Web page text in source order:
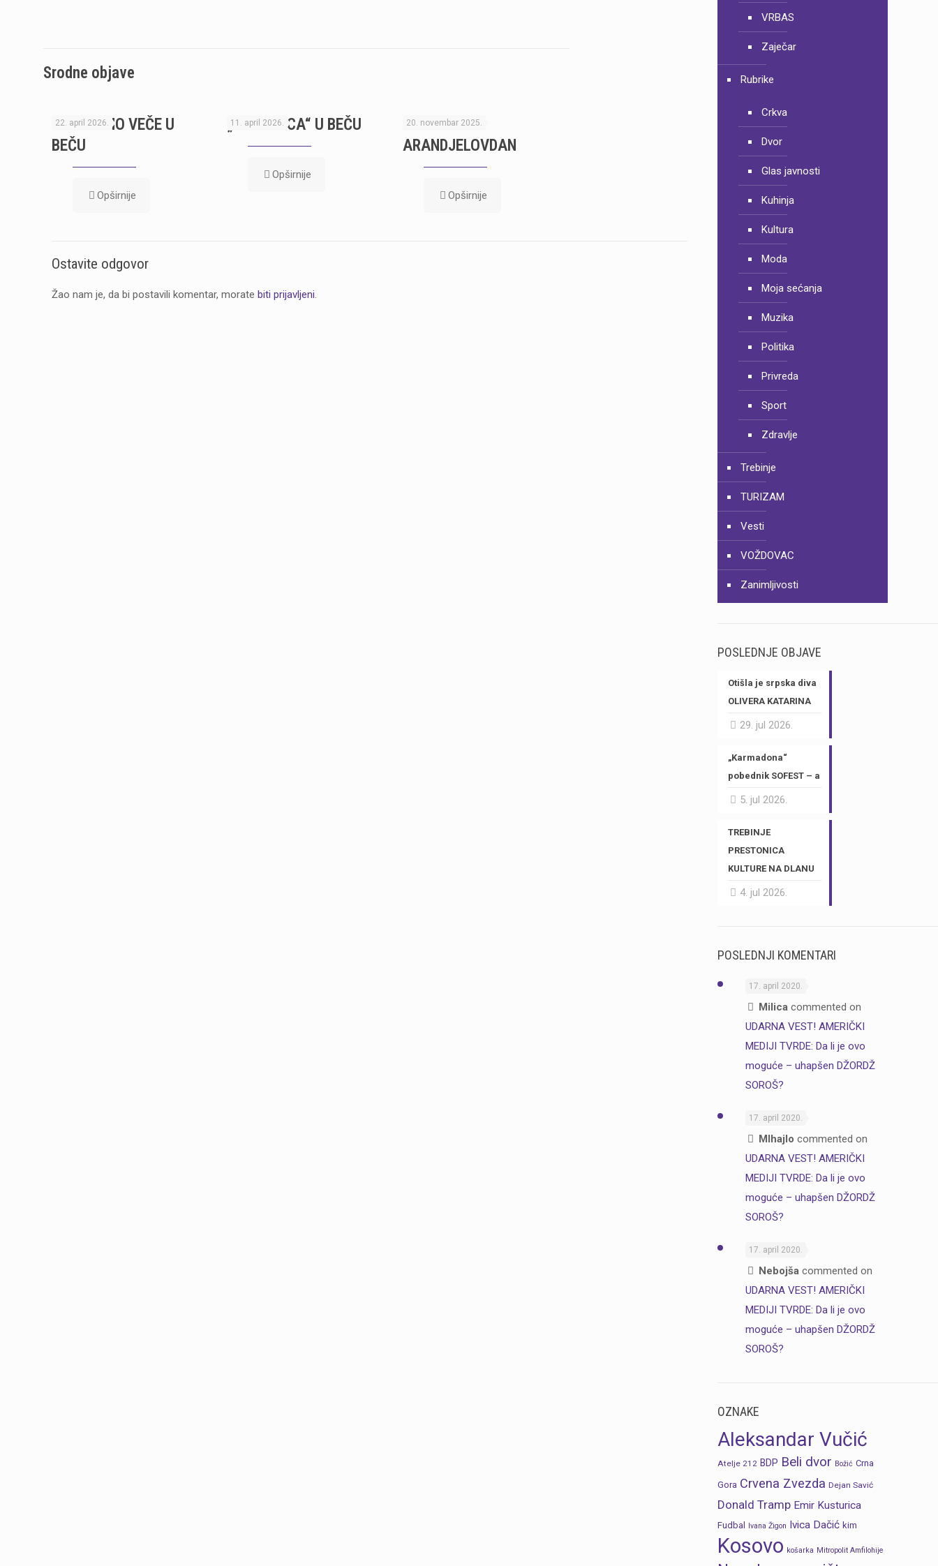
Srodne objave
22. april 2026.
KNJIŽEVNO VEČE U
BEČU
Opširnije
11. april 2026.
„OCI OTACA“ U BEČU
Opširnije
20. novembar 2025.
SUTRA JE
ARANDJELOVDAN
Opširnije
Ostavite odgovor
Žao nam je, da bi postavili komentar, morate biti prijavljeni.
VRBAS
Zaječar
Rubrike
Crkva
Dvor
Glas javnosti
Kuhinja
Kultura
Moda
Moja sećanja
Muzika
Politika
Privreda
Sport
Zdravlje
Trebinje
TURIZAM
Vesti
VOŽDOVAC
Zanimljivosti
POSLEDNJE OBJAVE
Otišla je srpska diva
OLIVERA KATARINA
29. jul 2026.
„Karmadona“
pobednik SOFEST – a
5. jul 2026.
TREBINJE
PRESTONICA
KULTURE NA DLANU
4. jul 2026.
POSLEDNJI KOMENTARI
17. april 2020.
Milicacommented on
UDARNA VEST! AMERIČKI
MEDIJI TVRDE: Da li je ovo
moguće – uhapšen DŽORDŽ
SOROŠ?
17. april 2020.
MIhajlo commented on
UDARNA VEST! AMERIČKI
MEDIJI TVRDE: Da li je ovo
moguće – uhapšen DŽORDŽ
SOROŠ?
17. april 2020.
Nebojšacommented on
UDARNA VEST! AMERIČKI
MEDIJI TVRDE: Da li je ovo
moguće – uhapšen DŽORDŽ
SOROŠ?
OZNAKE
Aleksandar Vučić
Atelje 212 BDP Beli dvor Božić Crna
Gora Crvena Zvezda Dejan Savić
Donald Tramp Emir Kusturica
Fudbal Ivana Žigon Ivica Dačić kim
Kosovo košarka Mitropolit Amfilohije